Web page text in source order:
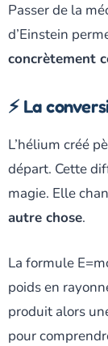
Passer de la
d’Einstein
concrètement
⚡ La
L’hélium créé
départ. Cette
magie. Elle
autre chose.
La formule
poids en
produit alors
pour